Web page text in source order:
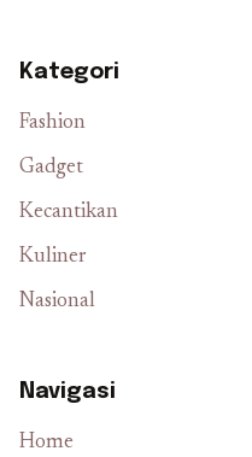
Kategori
Fashion
Gadget
Kecantikan
Kuliner
Nasional
Navigasi
Home